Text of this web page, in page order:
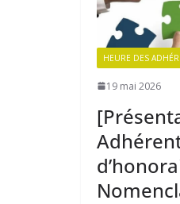
HEURE DES
19 mai 2026